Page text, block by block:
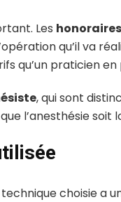
Les
qu’il va
qu’un praticien
, qui sont
l’anesthésie soit
choisie a